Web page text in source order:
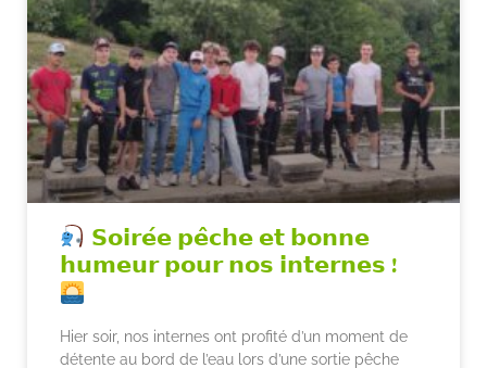
𝗦𝗼𝗶𝗿𝗲́𝗲 𝗽𝗲̂𝗰𝗵𝗲 𝗲𝘁 𝗯𝗼𝗻𝗻𝗲
𝗵𝘂𝗺𝗲𝘂𝗿 𝗽𝗼𝘂𝗿 𝗻𝗼𝘀 𝗶𝗻𝘁𝗲𝗿𝗻𝗲𝘀 !
Hier soir, nos internes ont profité d’un moment de
détente au bord de l’eau lors d’une sortie pêche